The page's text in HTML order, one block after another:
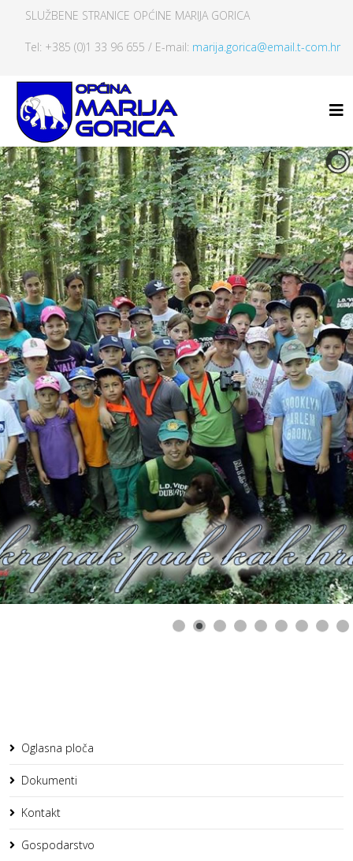
SLUŽBENE STRANICE OPĆINE MARIJA GORICA
Tel: +385 (0)1 33 96 655 / E-mail: marija.gorica@email.t-com.hr
Oglasna ploča
Dokumenti
Kontakt
Gospodarstvo